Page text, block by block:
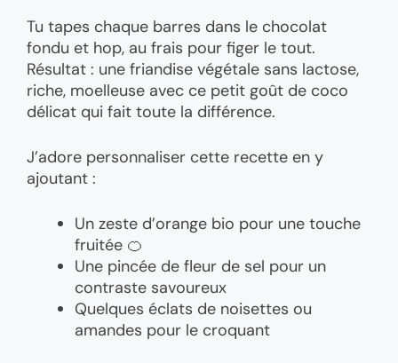
Tu tapes chaque barres dans le chocolat
fondu et hop, au frais pour figer le tout.
Résultat : une friandise végétale sans lactose,
riche, moelleuse avec ce petit goût de coco
délicat qui fait toute la différence.
J’adore personnaliser cette recette en y
ajoutant :
Un zeste d’orange bio pour une touche
fruitée 🍊
Une pincée de fleur de sel pour un
contraste savoureux
Quelques éclats de noisettes ou
amandes pour le croquant